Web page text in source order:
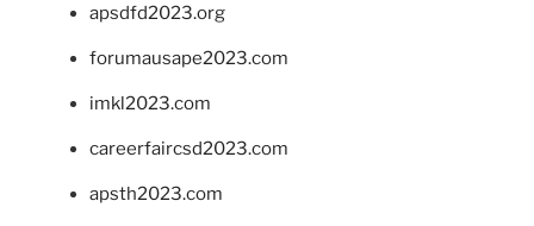
apsdfd2023.org
forumausape2023.com
imkl2023.com
careerfaircsd2023.com
apsth2023.com